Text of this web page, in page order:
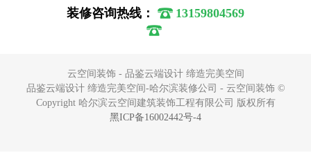
装修咨询热线： 13159804569
云空间装饰 - 品鉴云端设计 缔造完美空间
品鉴云端设计 缔造完美空间-哈尔滨装修公司 - 云空间装饰 ©
Copyright 哈尔滨云空间建筑装饰工程有限公司 版权所有
黑ICP备16002442号-4